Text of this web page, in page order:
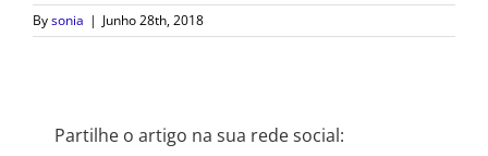
Bysonia | Junho 28th, 2018
Partilhe o artigo na sua rede social: